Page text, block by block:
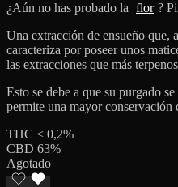
¿Aún no has probado la flor ?
Una extracción de ensueño que,
caracteriza por poseer unos
las extracciones que más
Esto se debe a que su purgado
permite una mayor conservación
THC < 0,2%
CBD 63%
Agotado